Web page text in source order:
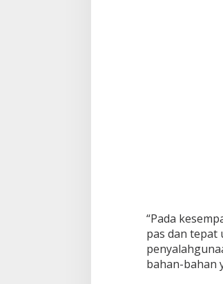
u
J
a
u
h
“Pada
pas dan tepat
bahan-bahan